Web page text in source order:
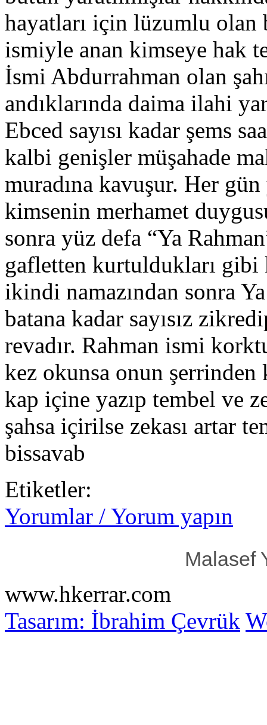
hayatları için lüzumlu olan
ismiyle anan kimseye hak
İsmi Abdurrahman olan
andıklarında daima ilahi
Ebced sayısı kadar şems
kalbi genişler müşahade
muradına kavuşur. Her
kimsenin merhamet
sonra yüz defa “Ya
gafletten kurtuldukları gibi
ikindi namazından sonra
batana kadar sayısız
revadır. Rahman ismi
kez okunsa onun
kap içine yazıp tembel ve
şahsa içirilse zekası artar
bissavab
Etiketler:
Yorumlar / Yorum yapın
Malasef
www.hkerrar.com
Tasarım: İbrahim Çevrük